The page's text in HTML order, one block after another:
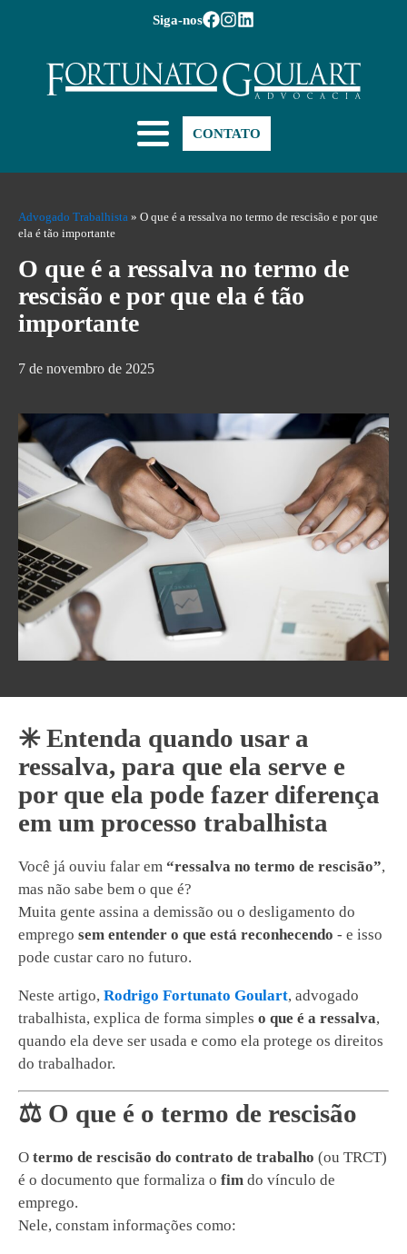
Siga-nos
CONTATO
Advogado Trabalhista » O que é a ressalva no termo de rescisão e por que
ela é tão importante
O que é a ressalva no termo de
rescisão e por que ela é tão
importante
7 de novembro de 2025
✳️ Entenda quando usar a
ressalva, para que ela serve e
por que ela pode fazer diferença
em um processo trabalhista
Você já ouviu falar em “ressalva no termo de rescisão”,
mas não sabe bem o que é?
Muita gente assina a demissão ou o desligamento do
emprego sem entender o que está reconhecendo - e isso
pode custar caro no futuro.
Neste artigo, Rodrigo Fortunato Goulart, advogado
trabalhista, explica de forma simples o que é a ressalva,
quando ela deve ser usada e como ela protege os direitos
do trabalhador.
⚖️ O que é o termo de rescisão
O termo de rescisão do contrato de trabalho (ou TRCT)
é o documento que formaliza o fim do vínculo de
emprego.
Nele, constam informações como: